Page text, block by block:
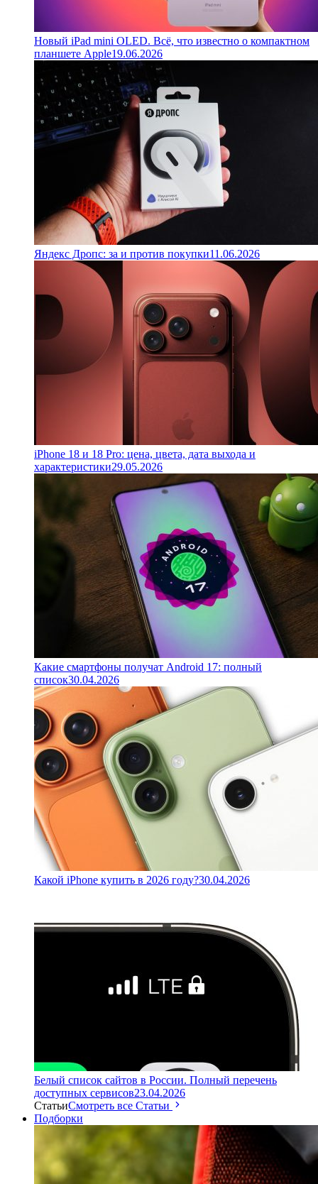
Новый iPad mini OLED. Всё, что известно о компактном
планшете Apple19.06.2026
Яндекс Дропс: за и против покупки11.06.2026
iPhone 18 и 18 Pro: цена, цвета, дата выхода и
характеристики29.05.2026
Какие смартфоны получат Android 17: полный
список30.04.2026
Какой iPhone купить в 2026 году?30.04.2026
Белый список сайтов в России. Полный перечень
доступных сервисов23.04.2026
СтатьиСмотреть все Статьи
Подборки